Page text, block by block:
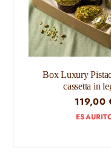
Box Luxury
cassetta in
119,00